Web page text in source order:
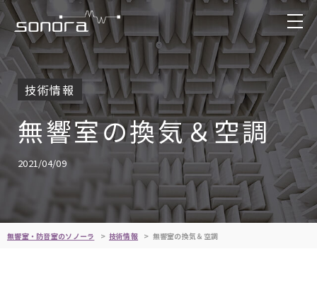
技術情報
無響室の換気＆空調
2021/04/09
無響室・防音室のソノーラ 技術情報 無響室の換気＆空調